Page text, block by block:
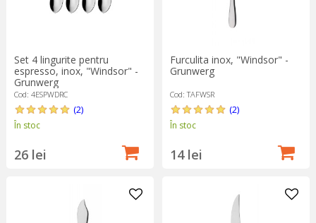
Set 4 lingurite pentru
espresso, inox, "Windsor" -
Grunwerg
Cod: 4ESPWDRC
(2)
În stoc
26 lei
Furculita inox, "Windsor" -
Grunwerg
Cod: TAFWSR
(2)
În stoc
14 lei